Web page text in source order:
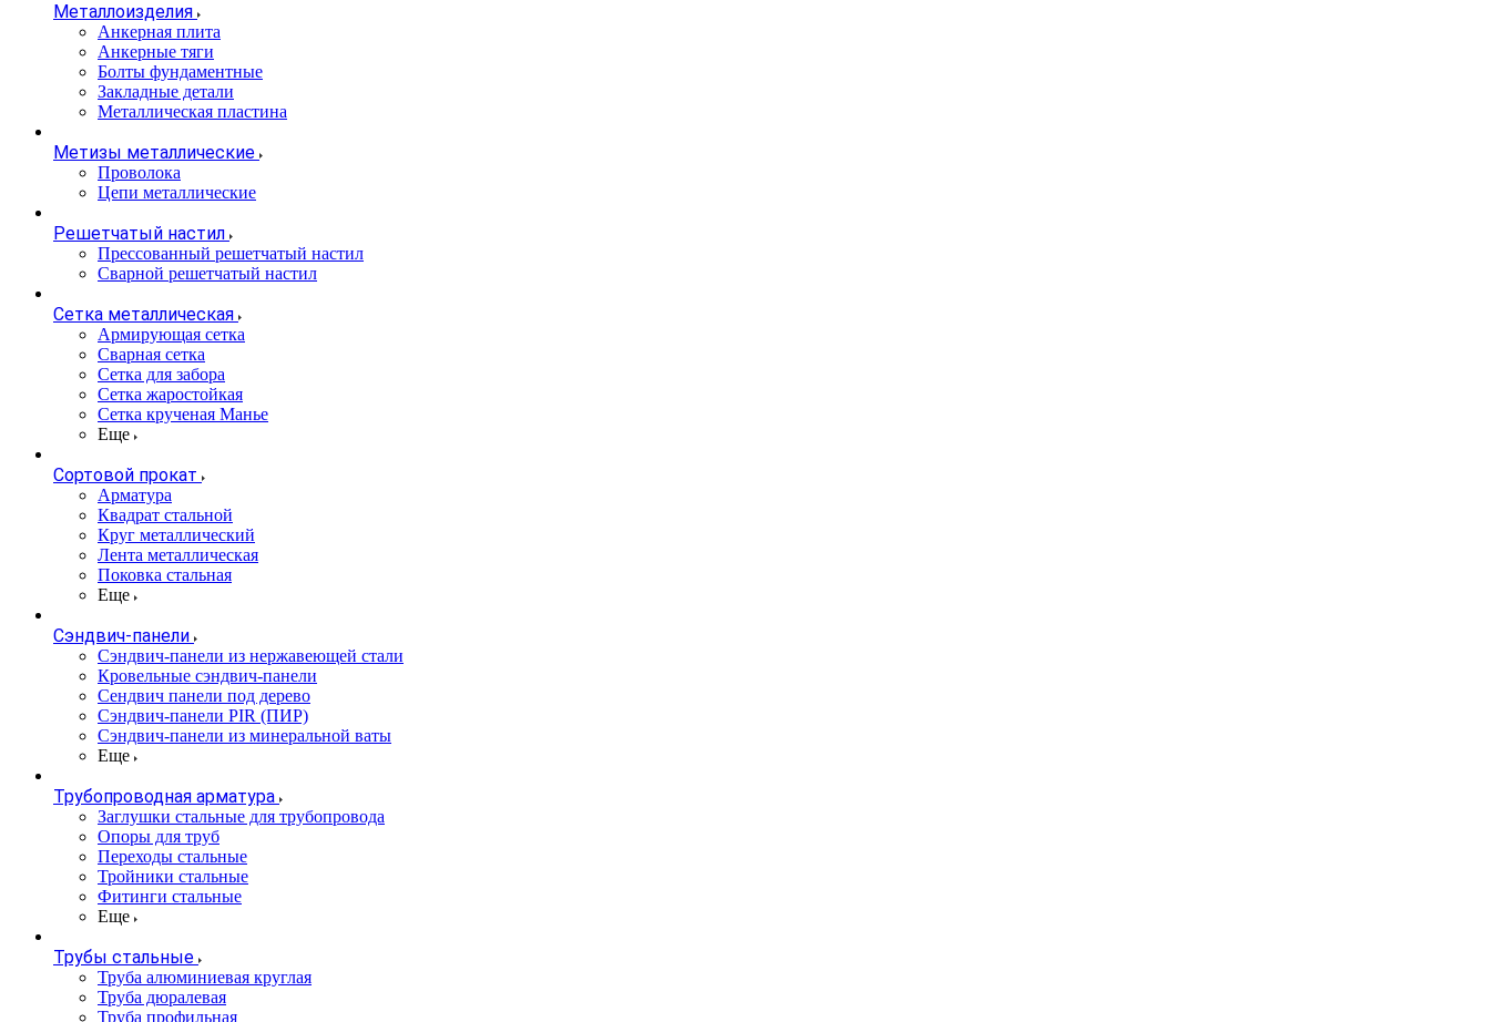
Металлоизделия
Анкерная плита
Анкерные тяги
Болты фундаментные
Закладные детали
Металлическая пластина
Метизы металлические
Проволока
Цепи металлические
Решетчатый настил
Прессованный решетчатый настил
Сварной решетчатый настил
Сетка металлическая
Армирующая сетка
Сварная сетка
Сетка для забора
Сетка жаростойкая
Сетка крученая Манье
Еще
Сортовой прокат
Арматура
Квадрат стальной
Круг металлический
Лента металлическая
Поковка стальная
Еще
Сэндвич-панели
Cэндвич-панели из нержавеющей стали
Кровельные сэндвич-панели
Сендвич панели под дерево
Сэндвич-панели PIR (ПИР)
Сэндвич-панели из минеральной ваты
Еще
Трубопроводная арматура
Заглушки стальные для трубопровода
Опоры для труб
Переходы стальные
Тройники стальные
Фитинги стальные
Еще
Трубы стальные
Труба алюминиевая круглая
Труба дюралевая
Труба профильная